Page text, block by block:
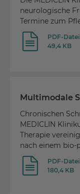
PDF-Datei
49,4 KB
neurologische
Termine zum
PDF-Datei
180,4 KB
Multimodale
Chronischen
MEDICLIN
Therapie
nach einem bio-